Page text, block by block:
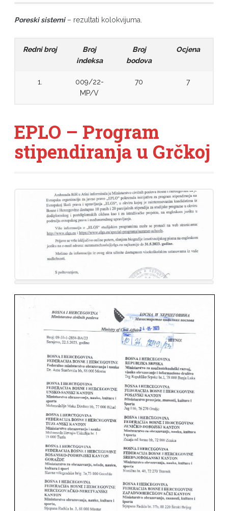
Poreski sistemi– rezultati kolokvijuma.
Redni broj
Broj
indeksa
Broj
bodova
Ocjena
1.
009/22-
MP/V
70 7
EPLO – Program
stipendiranja u Grčkoj